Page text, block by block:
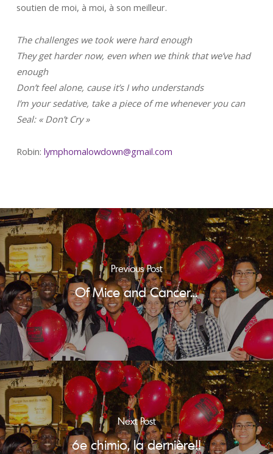
soutien de moi, à moi, à son meilleur.
The challenges we took were hard enough
They get harder now, even when we think that we’ve had
enough
Don’t feel alone, cause it’s I who understands
I’m your sedative, take a piece of me whenever you can
Seal: « Don’t Cry »
Robin: lymphomalowdown@gmail.com
Previous Post
Of Mice and Cancer...
Next Post
6e chimio, la dernière!!